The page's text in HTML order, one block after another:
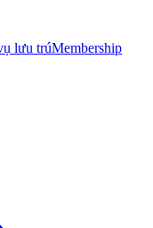
lưu trúMembership